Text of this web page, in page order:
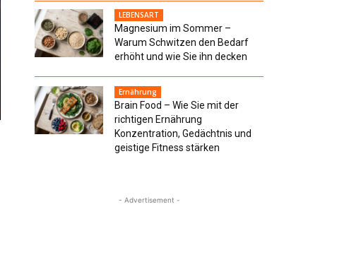
LEBENSART
Magnesium im Sommer –
Warum Schwitzen den Bedarf
erhöht und wie Sie ihn decken
Ernährung
Brain Food – Wie Sie mit der
richtigen Ernährung
Konzentration, Gedächtnis und
geistige Fitness stärken
- Advertisement -